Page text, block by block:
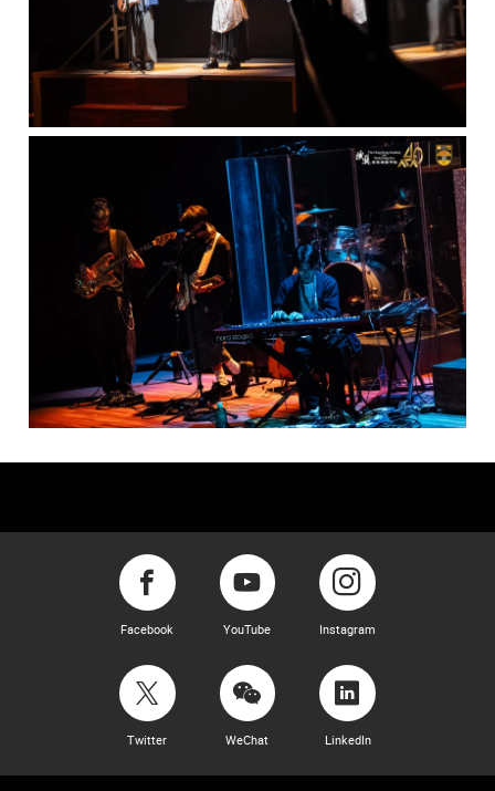
Facebook YouTube Instagram
Twitter WeChat LinkedIn